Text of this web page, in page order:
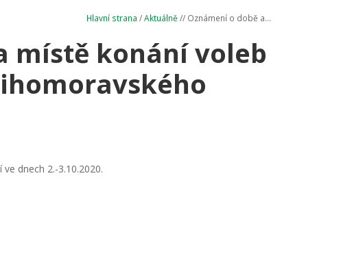
Hlavní strana /Aktuálně // Oznámení o době a...
místě konání voleb
dnech 2.-3.10.2020.